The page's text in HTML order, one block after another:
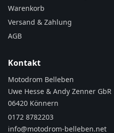
Warenkorb
Versand & Zahlung
AGB
Kontakt
Motodrom Belleben
Uwe Hesse & Andy Zenner GbR
06420 Könnern
0172 8782203
info@motodrom-belleben.net